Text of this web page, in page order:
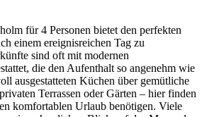
für 4 Personen bietet den perfekten
einem ereignisreichen Tag zu
sind oft mit modernen
die den Aufenthalt so angenehm wie
ausgestatteten Küchen über gemütliche
Terrassen oder Gärten – hier finden
komfortablen Urlaub benötigen. Viele